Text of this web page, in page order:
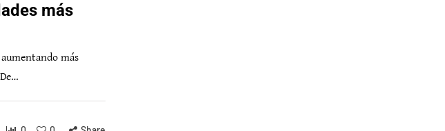
más
más